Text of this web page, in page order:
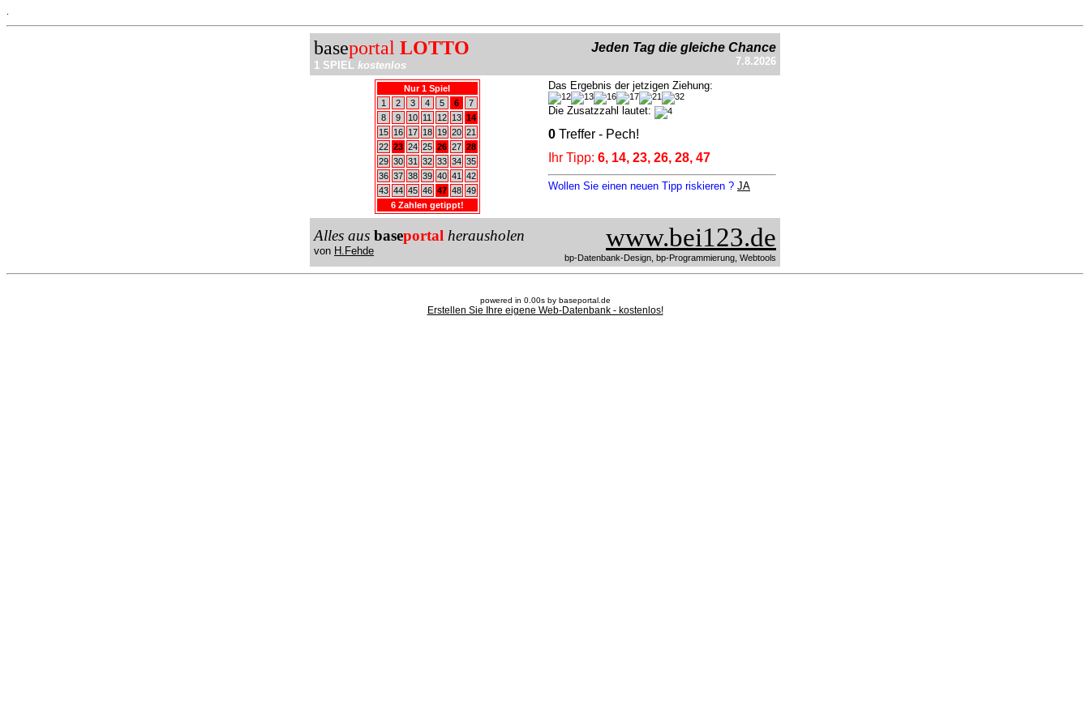
baseportal LOTTO
1 SPIEL kostenlos
Jeden Tag die gleiche Chance
7.8.2026
Nur 1 Spiel
1
2 3 4 5 6
7
8
9 10 11 12 13 14
15
16 17 18 19 20 21
22 23 24 25 26 27 28
29 30 31 32 33 34 35
36 37 38 39 40 41
42
43 44 45 46 47 48 49
6 Zahlen getippt!
Das Ergebnis der jetzigen Ziehung:
Die Zusatzzahl lautet:
0 Treffer - Pech!
Ihr Tipp: 6, 14, 23, 26, 28, 47
Wollen Sie einen neuen Tipp riskieren ? JA
Alles aus baseportal herausholen
von H.Fehde www.bei123.de
bp-Datenbank-Design, bp-Programmierung, Webtools
powered in 0.00s by baseportal.de
Erstellen Sie Ihre eigene Web-Datenbank - kostenlos!